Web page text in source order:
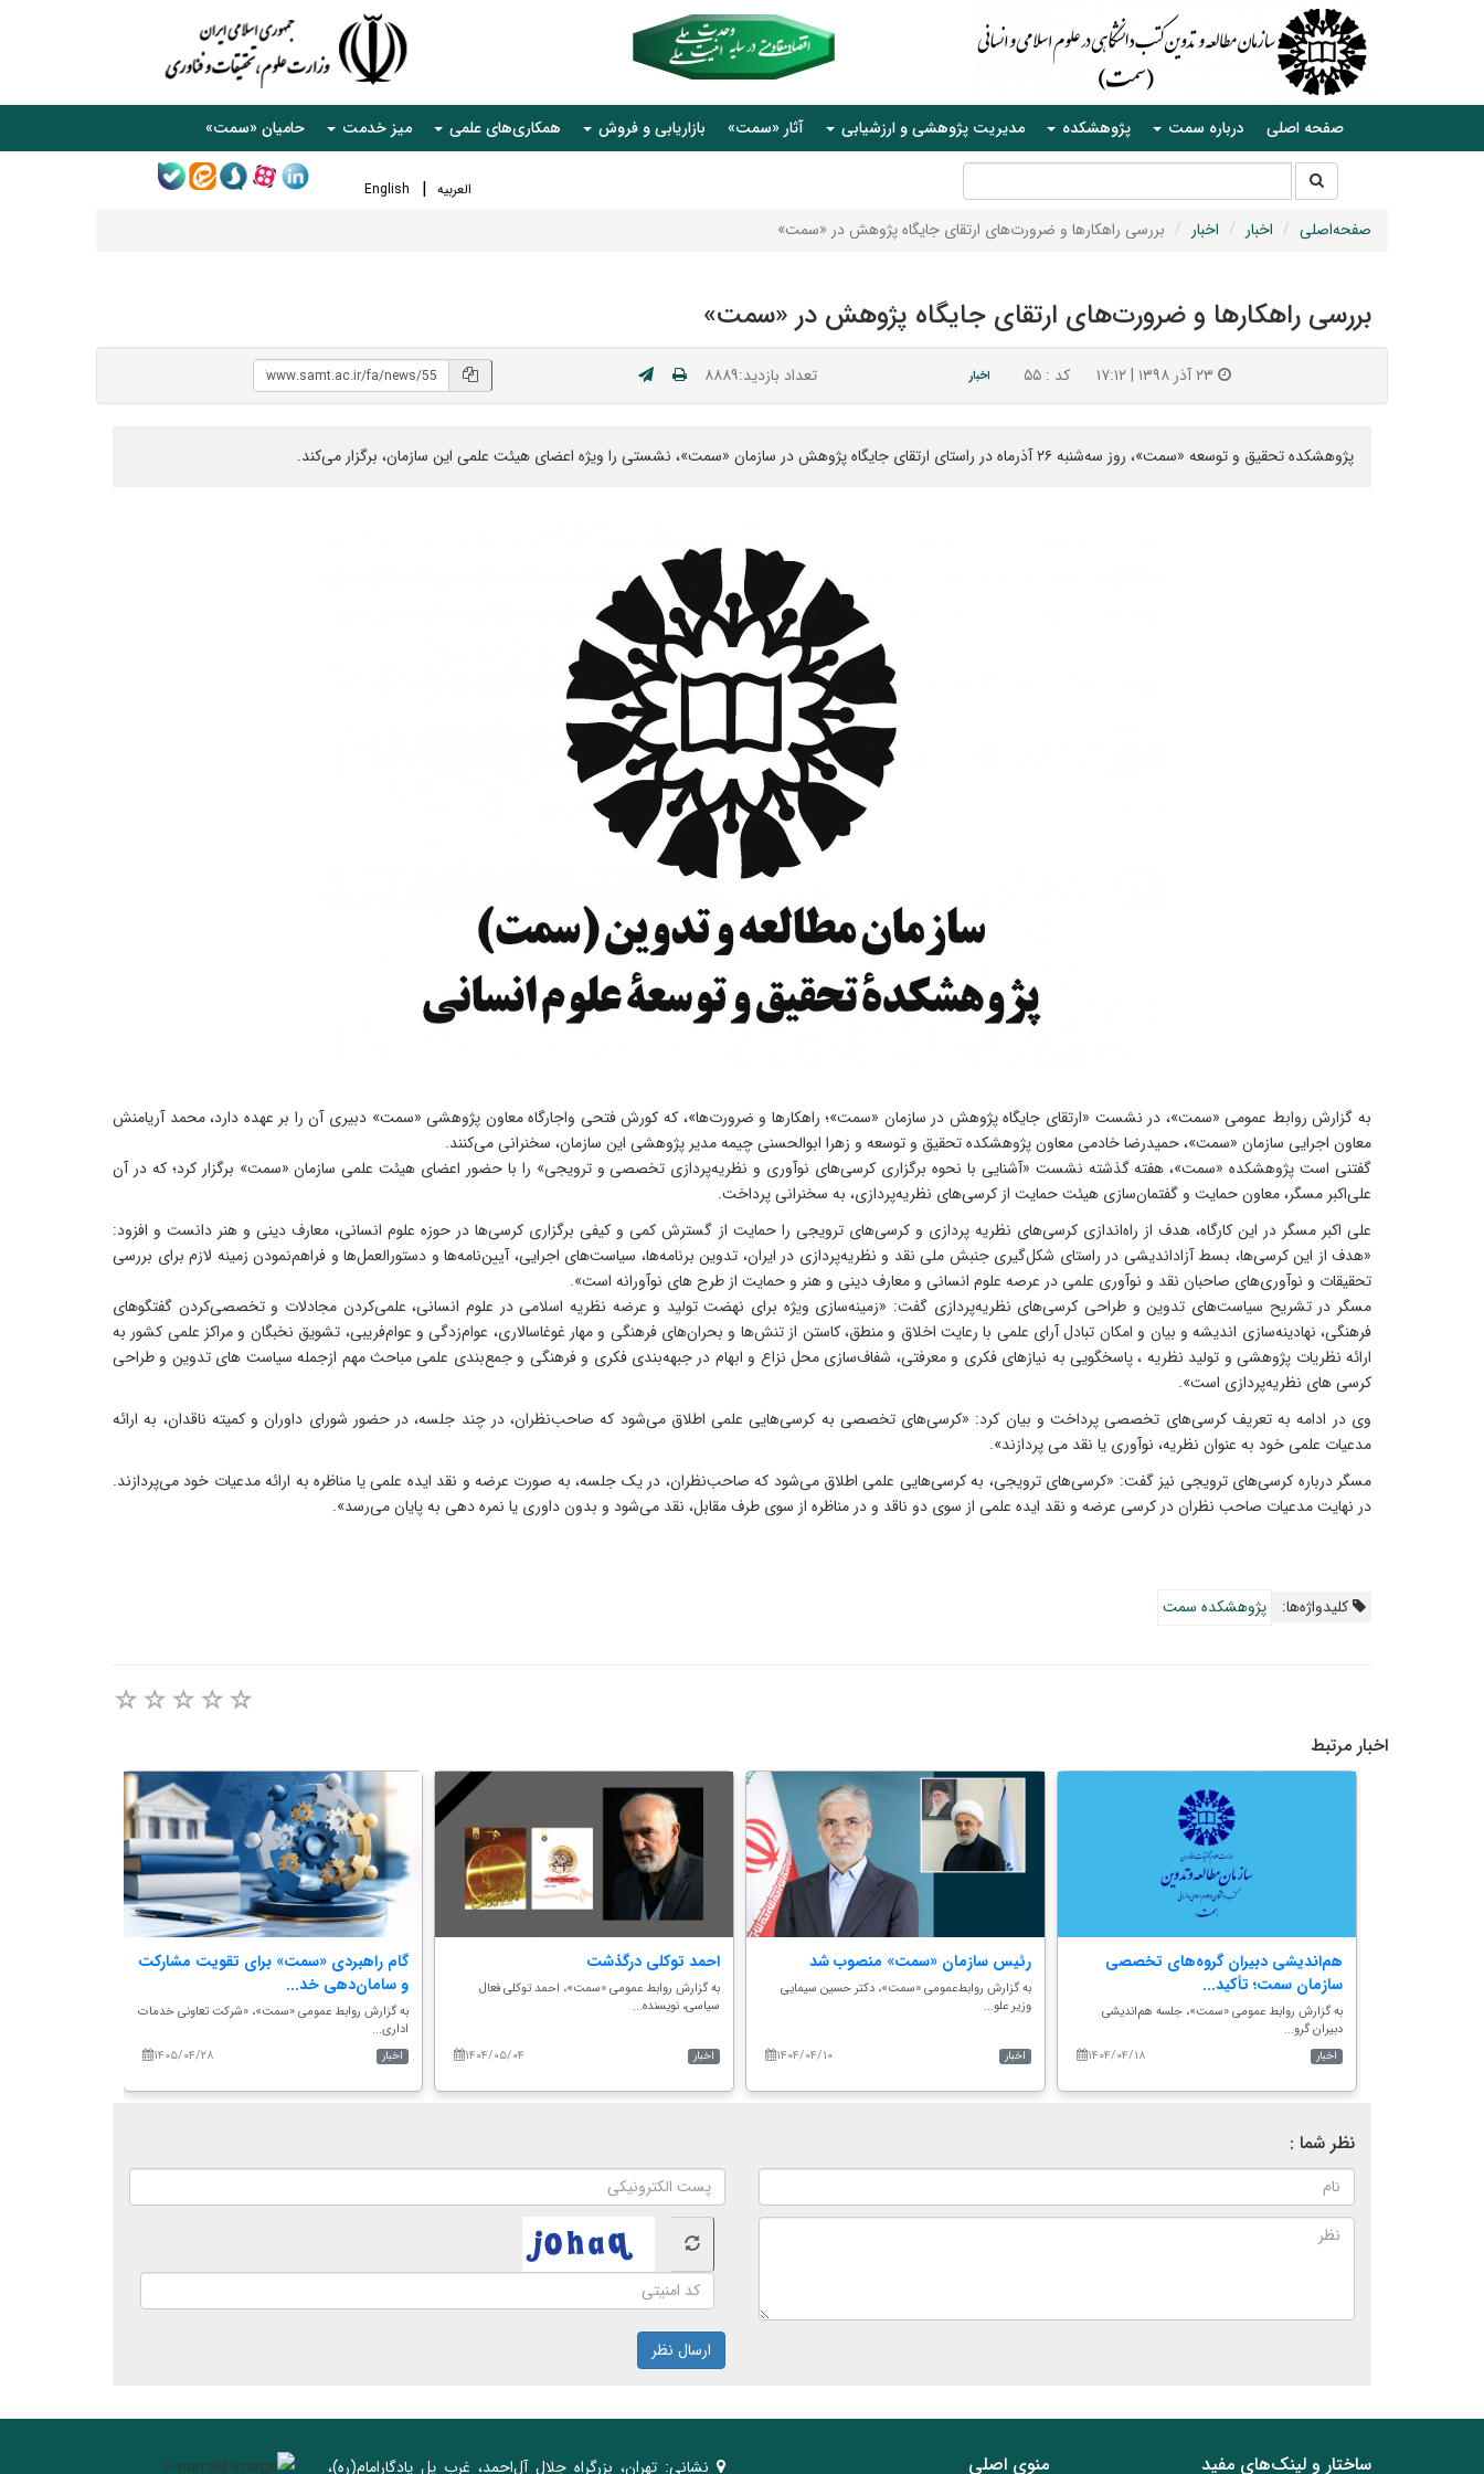
صفحه اصلی درباره سمت پژوهشکده مدیریت پژوهشی و ارزشیابی آثار «سمت» بازاریابی و فروش همکاری‌های علمی میز خدمت حامیان «سمت»
العربیه English جستجو
در
سایت صفحه‌اصلی اخبار اخبار بررسی راهکارها و ضرورت‌های ارتقای جایگاه پژوهش در «سمت»
بررسی راهکارها و ضرورت‌های ارتقای جایگاه پژوهش در «سمت»
کد : ۵۵ اخبار تعداد بازدید:۸۸۸۹
پژوهشکده تحقیق و توسعه «سمت»، روز سه‌شنبه ۲۶ آذرماه در راستای ارتقای جایگاه پژوهش در سازمان «سمت»، نشستی را ویژه اعضای هیئت علمی این سازمان، برگزار می‌کند.
به گزارش روابط عمومی «سمت»، در نشست «ارتقای جایگاه پژوهش در سازمان «سمت»؛ راهکارها و ضرورت‌ها»، که کورش فتحی واجارگاه معاون پژوهشی «سمت» دبیری آن را بر عهده دارد، محمد آریامنش
معاون اجرایی سازمان «سمت»، حمیدرضا خادمی معاون پژوهشکده تحقیق و توسعه و زهرا ابوالحسنی چیمه مدیر پژوهشی این سازمان، سخنرانی می‌کنند.
گفتنی است پژوهشکده «سمت»، هفته گذشته نشست «آشنایی با نحوه برگزاری کرسی‌های نوآوری و نظریه‌پردازی تخصصی و ترویجی» را با حضور اعضای هیئت علمی سازمان «سمت» برگزار کرد؛ که در آن
علی‌اکبر مسگر، معاون حمایت و گفتمان‌سازی هیئت حمایت از کرسی‌های نظریه‌پردازی، به سخنرانی پرداخت.
علی اکبر مسگر در این کارگاه، هدف از راه‌اندازی کرسی‌های نظریه پردازی و کرسی‌های ترویجی را حمایت از گسترش کمی و کیفی برگزاری کرسی‌ها در حوزه علوم انسانی، معارف دینی و هنر دانست و افزود:
«هدف از این کرسی‌ها، بسط آزاداندیشی در راستای شکل‌گیری جنبش ملی نقد و نظریه‌پردازی در ایران، تدوین برنامه‌ها، سیاست‌های اجرایی، آیین‌نامه‌ها و دستورالعمل‌ها و فراهم‌نمودن زمینه لازم برای بررسی
تحقیقات و نوآوری‌های‌ صاحبان نقد و نوآوری علمی در عرصه علوم انسانی و معارف دینی و هنر و حمایت از طرح های نوآورانه است».
مسگر در تشریح سیاست‌های تدوین و طراحی کرسی‌های نظریه‌پردازی گفت: «زمینه‌سازی ویژه برای نهضت تولید و عرضه نظریه اسلامی در علوم انسانی، علمی‌کردن مجادلات و تخصصی‌کردن گفتگوهای
فرهنگی، نهادینه‌سازی اندیشه و بیان و امکان تبادل آرای علمی با رعایت اخلاق و منطق، کاستن از تنش‌ها و بحران‌های فرهنگی و مهار غوغاسالاری، عوام‌زدگی و عوام‌فریبی، تشویق نخبگان و مراکز علمی کشور به
ارائه نظریات پژوهشی و تولید نظریه ، پاسخگویی به نیازهای فکری و معرفتی، شفاف‌سازی محل نزاع و ابهام در جبهه‌بندی فکری و فرهنگی و جمع‌بندی علمی مباحث مهم ازجمله سیاست های تدوین و طراحی
کرسی های نظریه‌پردازی است».
وی در ادامه به تعریف کرسی‌های تخصصی پرداخت و بیان کرد: «کرسی‌های تخصصی به کرسی‌هایی علمی اطلاق می‌شود که صاحب‌نظران، در چند جلسه، در حضور شورای داوران و کمیته ناقدان، به ارائه
مدعیات علمی خود به عنوان نظریه، نوآوری یا نقد می پردازند».
مسگر درباره کرسی‌های ترویجی نیز گفت: «کرسی‌های ترویجی، به کرسی‌هایی علمی اطلاق می‌شود که صاحب‌نظران، در یک جلسه، به صورت عرضه و نقد ایده علمی یا مناظره به ارائه مدعیات خود می‌پردازند.
در نهایت مدعیات صاحب نظران در کرسی عرضه و نقد ایده علمی از سوی دو ناقد و در مناظره از سوی طرف مقابل، نقد می‌شود و بدون داوری یا نمره دهی به پایان می‌رسد».
کلیدواژه‌ها: پژوهشکده سمت
اخبار مرتبط
گام راهبردی «سمت» برای تقویت مشارکت
و سامان‌دهی خد...
به گزارش روابط عمومی «سمت»، «شرکت تعاونی خدمات
اداری...
۱۴۰۵/۰۴/۲۸
اخبار
احمد توکلی درگذشت
به گزارش روابط عمومی «سمت»، احمد توکلی فعال
سیاسی، نویسنده...
۱۴۰۴/۰۵/۰۴ اخبار
رئیس سازمان «سمت» منصوب شد
به گزارش روابط‌عمومی «سمت»، دکتر حسین سیمایی
وزیر علو...
۱۴۰۴/۰۴/۱۰ اخبار
هم‌اندیشی دبیران گروه‌های تخصصی
سازمان سمت؛ تأکید...
به گزارش روابط عمومی «سمت»، جلسه هم‌اندیشی
دبیران گرو...
۱۴۰۴/۰۴/۱۸
اخبار
نظر شما :
ارسال نظر
ساختار‌‌ و‌‌ لینک‌های مفید منوی اصلی نشانی: تهران، ‌بزرگراه ‌جلال آل‌احمد، غرب پل يادگار‌امام(ره)‌،